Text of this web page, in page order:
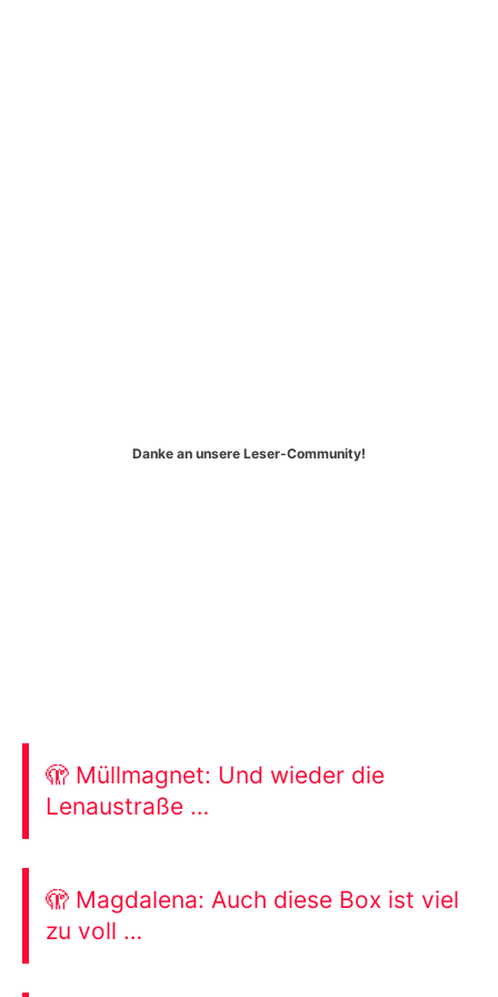
Danke an unsere Leser-Community!
🫣 Müllmagnet: Und wieder die
Lenaustraße …
🫣 Magdalena: Auch diese Box ist viel
zu voll …